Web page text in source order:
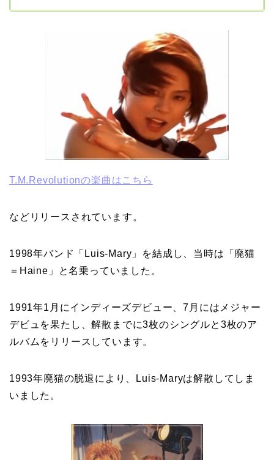
T.M.Revolutionの楽曲はこちら
などリリースされています。
1998年バンド「Luis-Mary」を結成し、当時は「廃猫
＝Haine」と名乗っていました。
1991年1月にインディーズデビュー、7月にはメジャー
デビュを果たし、解散までに3枚のシングルと3枚のア
ルバムをリリースしています。
1993年廃猫の脱退により、Luis-Maryは解散してしま
いました。